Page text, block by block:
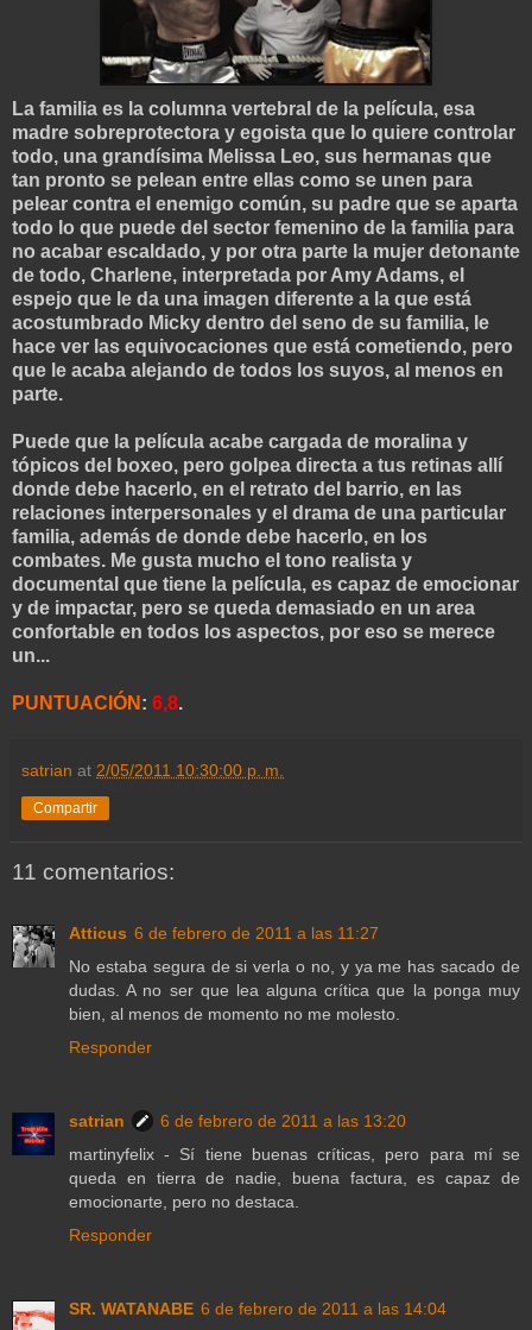
La familia es la columna vertebral de la película, esa
madre sobreprotectora y egoista que lo quiere controlar
todo, una grandísima Melissa Leo, sus hermanas que
tan pronto se pelean entre ellas como se unen para
pelear contra el enemigo común, su padre que se aparta
todo lo que puede del sector femenino de la familia para
no acabar escaldado, y por otra parte la mujer detonante
de todo, Charlene, interpretada por Amy Adams, el
espejo que le da una imagen diferente a la que está
acostumbrado Micky dentro del seno de su familia, le
hace ver las equivocaciones que está cometiendo, pero
que le acaba alejando de todos los suyos, al menos en
parte.
Puede que la película acabe cargada de moralina y
tópicos del boxeo, pero golpea directa a tus retinas allí
donde debe hacerlo, en el retrato del barrio, en las
relaciones interpersonales y el drama de una particular
familia, además de donde debe hacerlo, en los
combates. Me gusta mucho el tono realista y
documental que tiene la película, es capaz de emocionar
y de impactar, pero se queda demasiado en un area
confortable en todos los aspectos, por eso se merece
un...
PUNTUACIÓN : 6,8.
satrian at 2/05/2011 10:30:00 p. m.
Compartir
11 comentarios:
Atticus 6 de febrero de 2011 a las 11:27
No estaba segura de si verla o no, y ya me has sacado de
dudas. A no ser que lea alguna crítica que la ponga muy
bien, al menos de momento no me molesto.
Responder
satrian
6 de febrero de 2011 a las 13:20
martinyfelix - Sí tiene buenas críticas, pero para mí se
queda en tierra de nadie, buena factura, es capaz de
emocionarte, pero no destaca.
Responder
SR. WATANABE 6 de febrero de 2011 a las 14:04